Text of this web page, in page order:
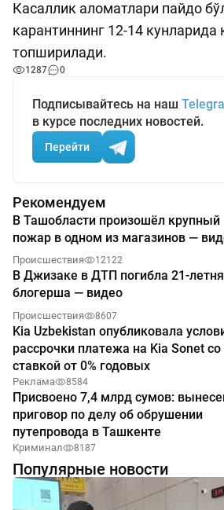
Касаллик аломатлари пайдо
карантиннинг 12-14 кунларида
топширилади.
1287 0
Подписывайтесь на наш
в курсе последних новостей.
Перейти
Рекомендуем
В Ташобласти произошёл крупный
пожар в одном из магазинов —
Происшествия 12122
В Джизаке в ДТП погибла 21-
блогерша — видео
Происшествия 8607
Kia Uzbekistan опубликовала
рассрочки платежа на Kia Sonet со
ставкой от 0% годовых
Реклама 8584
Присвоено 7,4 млрд сумов:
приговор по делу об обрушении
путепровода в Ташкенте
Криминал 8187
Популярные новости